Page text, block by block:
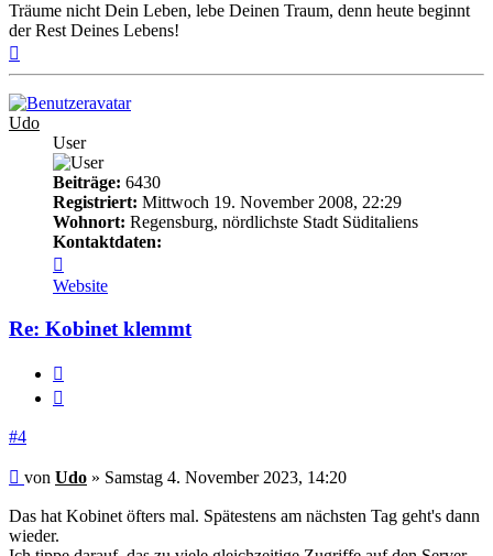
Träume nicht Dein Leben, lebe Deinen Traum, denn heute beginnt
der Rest Deines Lebens!
Udo
User
Beiträge: 6430
Registriert: Mittwoch 19. November 2008, 22:29
Wohnort: Regensburg, nördlichste Stadt Süditaliens
Kontaktdaten:
von
Udo
Website
Re: Kobinet klemmt
#4
Beitrag
von Udo » Samstag 4. November 2023, 14:20
Das hat Kobinet öfters mal. Spätestens am nächsten Tag geht's dann
wieder.